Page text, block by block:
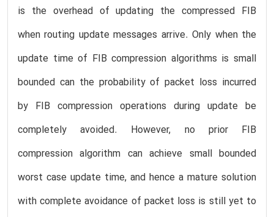
is the overhead of updating the compressed FIB
when routing update messages arrive. Only when the
update time of FIB compression algorithms is small
bounded can the probability of packet loss incurred
by FIB compression operations during update be
completely avoided. However, no prior FIB
compression algorithm can achieve small bounded
worst case update time, and hence a mature solution
with complete avoidance of packet loss is still yet to